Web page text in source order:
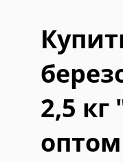
2,5
оптом